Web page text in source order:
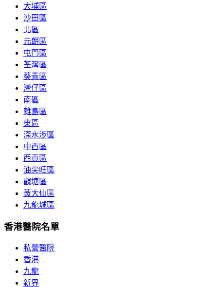
大埔區
沙田區
北區
元朗區
屯門區
荃灣區
葵青區
灣仔區
南區
離島區
東區
深水涉區
中西區
西貢區
油尖旺區
觀塘區
黃大仙區
九龍城區
香港醫院名單
私營醫院
香港
九龍
新界